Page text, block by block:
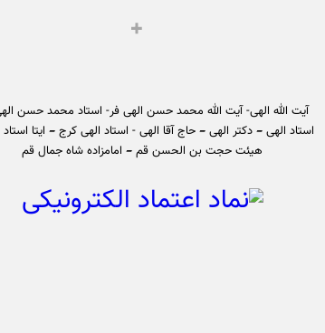
آیت الله الهی- آیت الله محمد حسن الهی فر- استاد محمد حسن
استاد الهی – دکتر الهی – حاج آقا الهی - استاد الهی کرج – ایتا
هیئت حجت بن الحسن قم – امامزاده شاه جمال قم